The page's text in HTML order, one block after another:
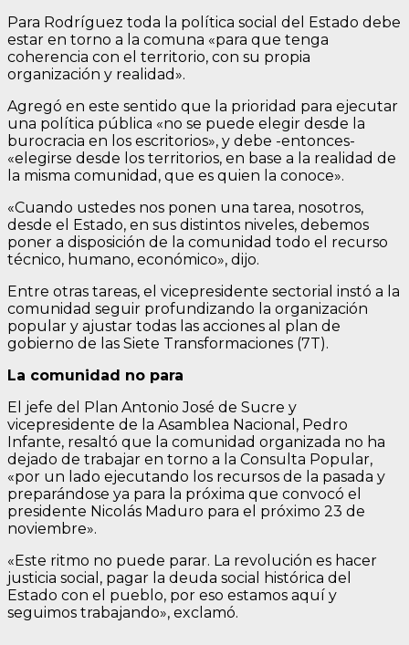
Para Rodríguez toda la política social del Estado debe
estar en torno a la comuna «para que tenga
coherencia con el territorio, con su propia
organización y realidad».
Agregó en este sentido que la prioridad para ejecutar
una política pública «no se puede elegir desde la
burocracia en los escritorios», y debe -entonces-
«elegirse desde los territorios, en base a la realidad de
la misma comunidad, que es quien la conoce».
«Cuando ustedes nos ponen una tarea, nosotros,
desde el Estado, en sus distintos niveles, debemos
poner a disposición de la comunidad todo el recurso
técnico, humano, económico», dijo.
Entre otras tareas, el vicepresidente sectorial instó a la
comunidad seguir profundizando la organización
popular y ajustar todas las acciones al plan de
gobierno de las Siete Transformaciones (7T).
La comunidad no para
El jefe del Plan Antonio José de Sucre y
vicepresidente de la Asamblea Nacional, Pedro
Infante, resaltó que la comunidad organizada no ha
dejado de trabajar en torno a la Consulta Popular,
«por un lado ejecutando los recursos de la pasada y
preparándose ya para la próxima que convocó el
presidente Nicolás Maduro para el próximo 23 de
noviembre».
«Este ritmo no puede parar. La revolución es hacer
justicia social, pagar la deuda social histórica del
Estado con el pueblo, por eso estamos aquí y
seguimos trabajando», exclamó.